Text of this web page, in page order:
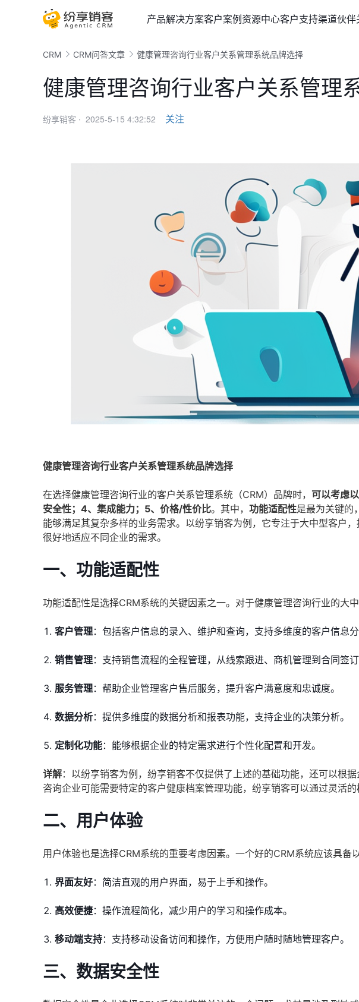
产品解决方案客户案例资源中心客户支持渠道伙伴
CRM CRM问答文章 健康管理咨询行业客户关系管理系统品牌选择
健康管理咨询行业客户关系管理
纷享销客 · 2025-5-15 4:32:52 关注
健康管理咨询行业客户关系管理系统品牌选择
在选择健康管理咨询行业的客户关系管理系统（CRM）品牌时， 可以考虑
安全性；4、集成能力；5、价格/性价比。其中， 功能适配性是最为关键的
能够满足其复杂多样的业务需求。以纷享销客为例，它专注于大中型客户
很好地适应不同企业的需求。
一、功能适配性
功能适配性是选择CRM系统的关键因素之一。对于健康管理咨询行业的大
客户管理：包括客户信息的录入、维护和查询，支持多维度的客户信息分
销售管理：支持销售流程的全程管理，从线索跟进、商机管理到合同签订
服务管理：帮助企业管理客户售后服务，提升客户满意度和忠诚度。
数据分析：提供多维度的数据分析和报表功能，支持企业的决策分析。
定制化功能：能够根据企业的特定需求进行个性化配置和开发。
详解：以纷享销客为例，纷享销客不仅提供了上述的基础功能，还可以根
咨询企业可能需要特定的客户健康档案管理功能，纷享销客可以通过灵活的
二、用户体验
用户体验也是选择CRM系统的重要考虑因素。一个好的CRM系统应该具备以
界面友好：简洁直观的用户界面，易于上手和操作。
高效便捷：操作流程简化，减少用户的学习和操作成本。
移动端支持：支持移动设备访问和操作，方便用户随时随地管理客户。
三、数据安全性